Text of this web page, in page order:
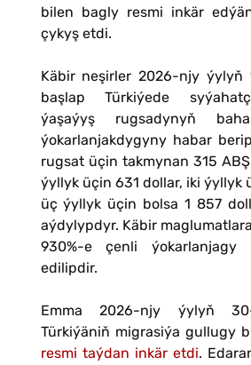
bilen bagly resmi inkär
çykyş etdi.
Käbir neşirler 2026-njy ýylyň
başlap Türkiýede
ýaşaýyş rugsadynyň
ýokarlanjakdygyny habar
rugsat üçin takmynan 315
ýyllyk üçin 631 dollar, iki ýyllyk
üç ýyllyk üçin bolsa 1 857
aýdylypdyr. Käbir
930%-e çenli ýokarlanjagy
edilipdir.
Emma 2026-njy ýylyň
Türkiýäniň migrasiýa gullugy
resmi taýdan inkär etdi.